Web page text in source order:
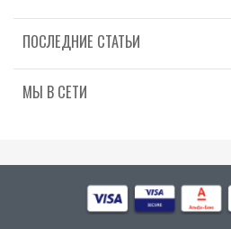
ПОСЛЕДНИЕ СТАТЬИ
МЫ В СЕТИ